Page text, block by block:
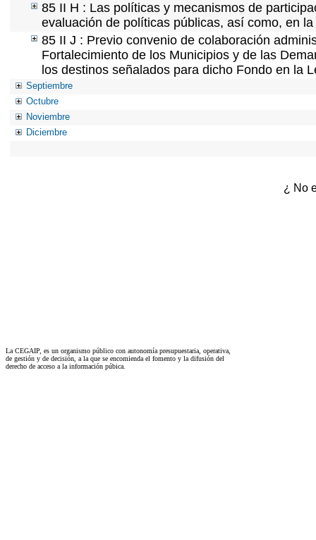
85 II H : Las políticas y mecanismos de
evaluación de políticas públicas, así como, en
85 II J : Previo convenio de colaboración
Fortalecimiento de los Municipios y de las
los destinos señalados para dicho Fondo en la
Septiembre
Octubre
Noviembre
Diciembre
¿ No
La CEGAIP, es un organismo público con autonomía presupuestaria, operativa,
de gestión y de decisión, a la que se encomienda el fomento y la difusión del
derecho de acceso a la información púbica.